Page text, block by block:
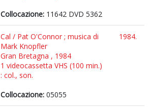
Collocazione: 11642 DVD 5362
Cal / Pat O'Connor ; musica di
Mark Knopfler
Gran Bretagna , 1984
1 videocassetta VHS (100 min.)
: col., son.
Collocazione: 05055
1984.